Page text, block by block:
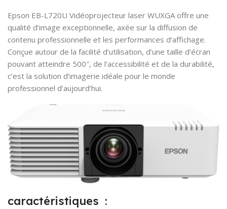
Epson EB-L720U Vidéoprojecteur laser WUXGA offre une
qualité d’image exceptionnelle, axée sur la diffusion de
contenu professionnelle et les performances d’affichage.
Conçue autour de la facilité d’utilisation, d’une taille d’écran
pouvant atteindre 500″, de l’accessibilité et de la durabilité,
c’est la solution d’imagerie idéale pour le monde
professionnel d’aujourd’hui.
caractéristiques :